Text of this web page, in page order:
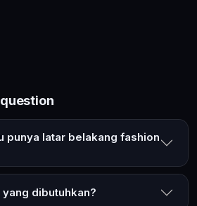
punya latar belakang fashion
dibutuhkan?